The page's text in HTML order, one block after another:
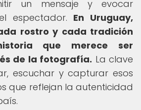
un mensaje y evocar
espectador. En Uruguay,
rostro y cada tradición
que merece ser
de la fotografía. La clave
escuchar y capturar esos
que reflejan la autenticidad